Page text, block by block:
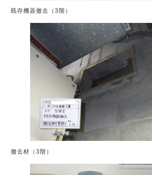
既存機器撤去（3階）
撤去材（3階）